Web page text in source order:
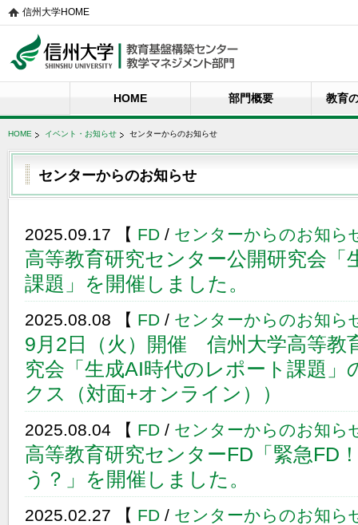
信州大学HOME
信州大学教育基盤構築センター 教学マネジメント部
門
HOME 部門概要 教育
HOME イベント・お知らせ センターからのお知らせ
センターからのお知らせ
2025.09.17 【 FD / センターからのお知ら
高等教育研究センター公開研究会「
課題」を開催しました。
2025.08.08 【 FD / センターからのお知ら
9月2日（火）開催 信州大学高等教
究会「生成AI時代のレポート課題
クス（対面+オンライン））
2025.08.04 【 FD / センターからのお知ら
高等教育研究センターFD「緊急FD
う？」を開催しました。
2025.02.27 【 FD / センターからのお知ら